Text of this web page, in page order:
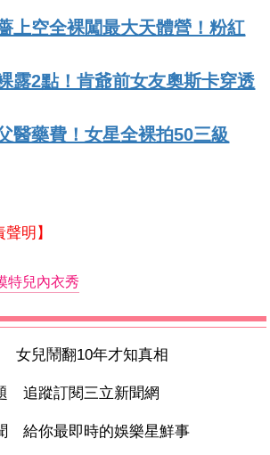
上空全裸闖最大天體營！粉紅
露2點！肯爺前女友奧斯卡穿透
醫藥費！女星全裸拍50三級
明】
特兒內衣秀
女兒鬧翻10年才知真相
追蹤訂閱三立新聞網
給你最即時的娛樂星鮮事